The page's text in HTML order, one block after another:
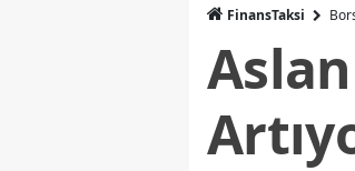
FinansTaksi